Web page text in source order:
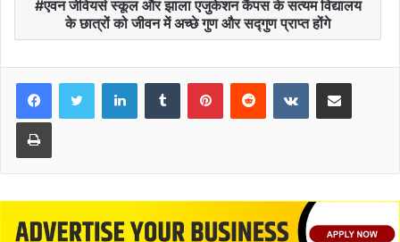
k
एवन जेवियर्स स्कूल और झाला एजुकेशन कैंपस के सत्यम विद्यालय
के छात्रों को जीवन में अच्छे गुण और सद्गुण प्राप्त होंगे
LinkedInTumblr PinterestReddit VKontakteShare via Email
Print